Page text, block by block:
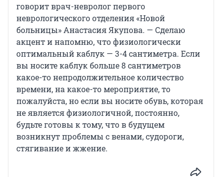
говорит врач-невролог первого
неврологического отделения «Новой
больницы» Анастасия Якупова. — Сделаю
акцент и напомню, что физиологически
оптимальный каблук — 3-4 сантиметра. Если
вы носите каблук больше 8 сантиметров
какое-то непродолжительное количество
времени, на какое-то мероприятие, то
пожалуйста, но если вы носите обувь, которая
не является физиологичной, постоянно,
будьте готовы к тому, что в будущем
возникнут проблемы с венами, судороги,
стягивание и жжение.